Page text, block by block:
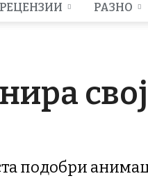
РЕЦЕНЗИИ РАЗНО
подобри